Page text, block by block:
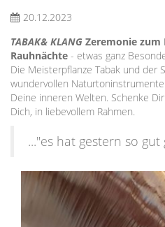
20.12.2023
TABAK& KLANG Zeremonie zum
Rauhnächte - etwas ganz
Die Meisterpflanze Tabak und der
wundervollen
Deine inneren Welten. Schenke
Dich, in liebevollem Rahmen.
..."es hat gestern so gut